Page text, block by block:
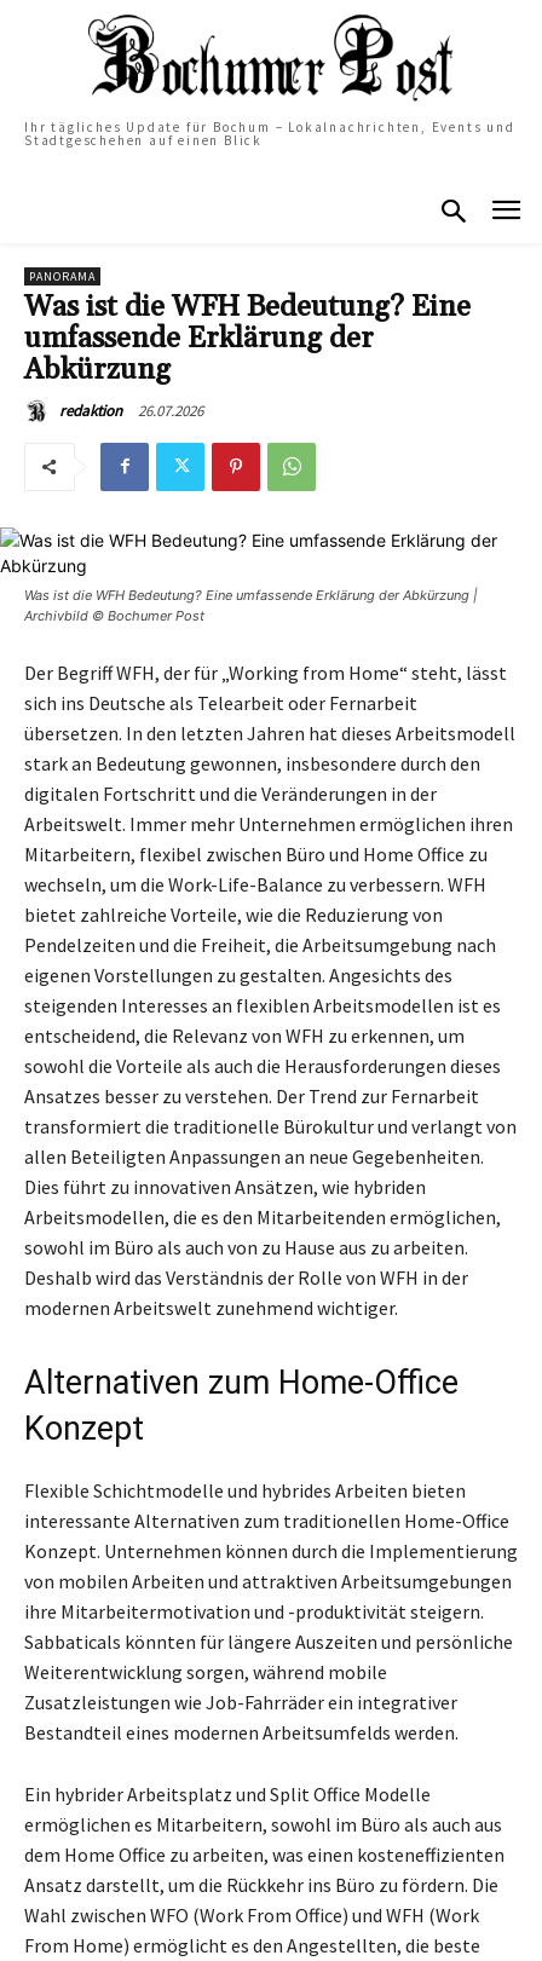
Ihr tägliches Update für Bochum – Lokalnachrichten, Events und
Stadtgeschehen auf einen Blick
PANORAMA
Was ist die WFH Bedeutung? Eine
umfassende Erklärung der
Abkürzung
redaktion 26.07.2026
Was ist die WFH Bedeutung? Eine umfassende Erklärung der Abkürzung |
Archivbild © Bochumer Post
Der Begriff WFH, der für „Working from Home“ steht, lässt
sich ins Deutsche als Telearbeit oder Fernarbeit
übersetzen. In den letzten Jahren hat dieses Arbeitsmodell
stark an Bedeutung gewonnen, insbesondere durch den
digitalen Fortschritt und die Veränderungen in der
Arbeitswelt. Immer mehr Unternehmen ermöglichen ihren
Mitarbeitern, flexibel zwischen Büro und Home Office zu
wechseln, um die Work-Life-Balance zu verbessern. WFH
bietet zahlreiche Vorteile, wie die Reduzierung von
Pendelzeiten und die Freiheit, die Arbeitsumgebung nach
eigenen Vorstellungen zu gestalten. Angesichts des
steigenden Interesses an flexiblen Arbeitsmodellen ist es
entscheidend, die Relevanz von WFH zu erkennen, um
sowohl die Vorteile als auch die Herausforderungen dieses
Ansatzes besser zu verstehen. Der Trend zur Fernarbeit
transformiert die traditionelle Bürokultur und verlangt von
allen Beteiligten Anpassungen an neue Gegebenheiten.
Dies führt zu innovativen Ansätzen, wie hybriden
Arbeitsmodellen, die es den Mitarbeitenden ermöglichen,
sowohl im Büro als auch von zu Hause aus zu arbeiten.
Deshalb wird das Verständnis der Rolle von WFH in der
modernen Arbeitswelt zunehmend wichtiger.
Alternativen zum Home-Office
Konzept
Flexible Schichtmodelle und hybrides Arbeiten bieten
interessante Alternativen zum traditionellen Home-Office
Konzept. Unternehmen können durch die Implementierung
von mobilen Arbeiten und attraktiven Arbeitsumgebungen
ihre Mitarbeitermotivation und -produktivität steigern.
Sabbaticals könnten für längere Auszeiten und persönliche
Weiterentwicklung sorgen, während mobile
Zusatzleistungen wie Job-Fahrräder ein integrativer
Bestandteil eines modernen Arbeitsumfelds werden.
Ein hybrider Arbeitsplatz und Split Office Modelle
ermöglichen es Mitarbeitern, sowohl im Büro als auch aus
dem Home Office zu arbeiten, was einen kosteneffizienten
Ansatz darstellt, um die Rückkehr ins Büro zu fördern. Die
Wahl zwischen WFO (Work From Office) und WFH (Work
From Home) ermöglicht es den Angestellten, die beste